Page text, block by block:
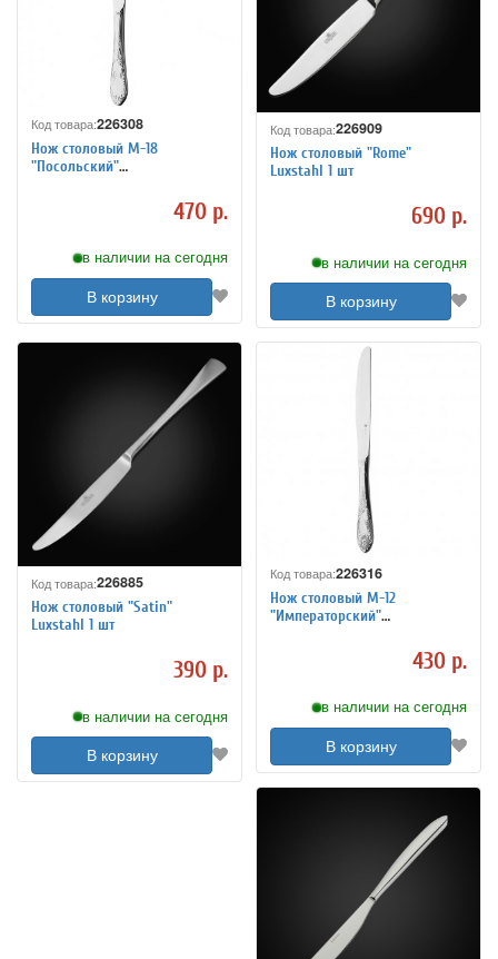
Код товара:226308
Нож столовый М-18
"Посольский"
470 р.
в наличии на сегодня
В корзину
Код товара:226909
Нож столовый "Rome"
Luxstahl 1 шт
690 р.
в наличии на сегодня
В корзину
Код товара:226885
Нож столовый "Satin"
Luxstahl 1 шт
390 р.
в наличии на сегодня
В корзину
Код товара:226316
Нож столовый М-12
"Императорский"
430 р.
в наличии на сегодня
В корзину